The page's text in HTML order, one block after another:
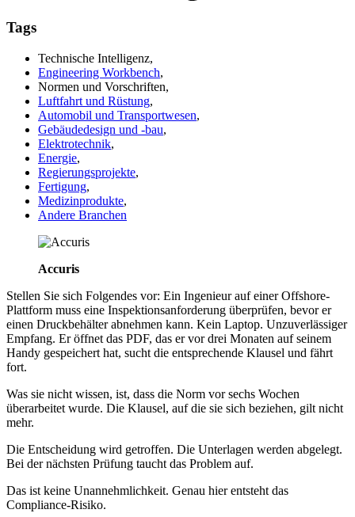
Tags
Technische Intelligenz,
Engineering Workbench,
Normen und Vorschriften,
Luftfahrt und Rüstung,
Automobil und Transportwesen,
Gebäudedesign und -bau,
Elektrotechnik,
Energie,
Regierungsprojekte,
Fertigung,
Medizinprodukte,
Andere Branchen
Accuris
Stellen Sie sich Folgendes vor: Ein Ingenieur auf einer Offshore-
Plattform muss eine Inspektionsanforderung überprüfen, bevor er
einen Druckbehälter abnehmen kann. Kein Laptop. Unzuverlässiger
Empfang. Er öffnet das PDF, das er vor drei Monaten auf seinem
Handy gespeichert hat, sucht die entsprechende Klausel und fährt
fort.
Was sie nicht wissen, ist, dass die Norm vor sechs Wochen
überarbeitet wurde. Die Klausel, auf die sie sich beziehen, gilt nicht
mehr.
Die Entscheidung wird getroffen. Die Unterlagen werden abgelegt.
Bei der nächsten Prüfung taucht das Problem auf.
Das ist keine Unannehmlichkeit. Genau hier entsteht das
Compliance-Risiko.